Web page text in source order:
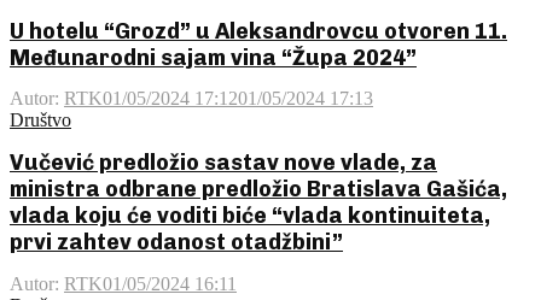
U hotelu “Grozd” u Aleksandrovcu otvoren 11.
Međunarodni sajam vina “Župa 2024”
Autor: RTK01/05/2024 17:1201/05/2024 17:13
Društvo
Vučević predložio sastav nove vlade, za
ministra odbrane predložio Bratislava Gašića,
vlada koju će voditi biće “vlada kontinuiteta,
prvi zahtev odanost otadžbini”
Autor: RTK01/05/2024 16:11